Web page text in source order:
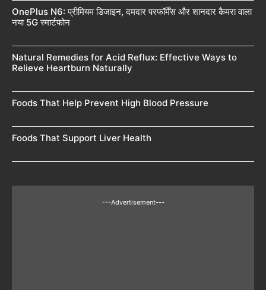
OnePlus N6: प्रीमियम डिजाइन, दमदार परफॉर्मेंस और शानदार कैमरा वाला
नया 5G स्मार्टफोन
Natural Remedies for Acid Reflux: Effective Ways to
Relieve Heartburn Naturally
Foods That Help Prevent High Blood Pressure
Foods That Support Liver Health
---Advertisement---